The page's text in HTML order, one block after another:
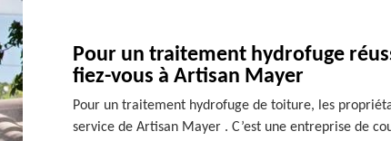
Pour un traitement hydrofuge
fiez-vous à Artisan Mayer
Pour un traitement hydrofuge de toiture, les
service de Artisan Mayer . C’est une entreprise de